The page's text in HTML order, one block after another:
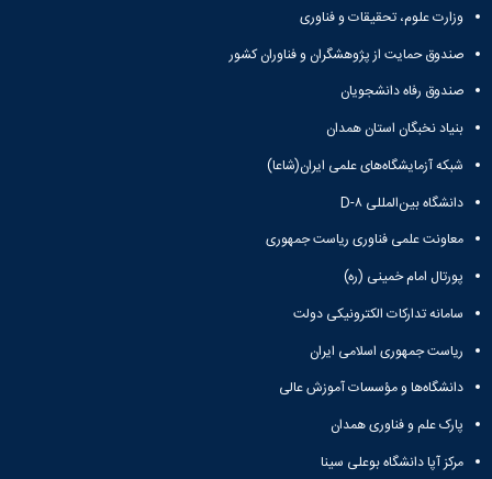
وزارت علوم، تحقیقات و فناوری
صندوق حمایت از پژوهشگران و فناوران کشور
صندوق رفاه دانشجویان
بنیاد نخبگان استان همدان
شبکه آزمایشگاه‌های علمی ایران(شاعا)
دانشگاه بین‌المللی D-۸
معاونت علمی فناوری ریاست جمهوری
پورتال امام خمینی (ره)
سامانه تدارکات الکترونیکی دولت
ریاست جمهوری اسلامی ایران
دانشگاه‌ها و مؤسسات آموزش عالی
پارک علم و فناوری همدان
مرکز آپا دانشگاه بوعلی سینا